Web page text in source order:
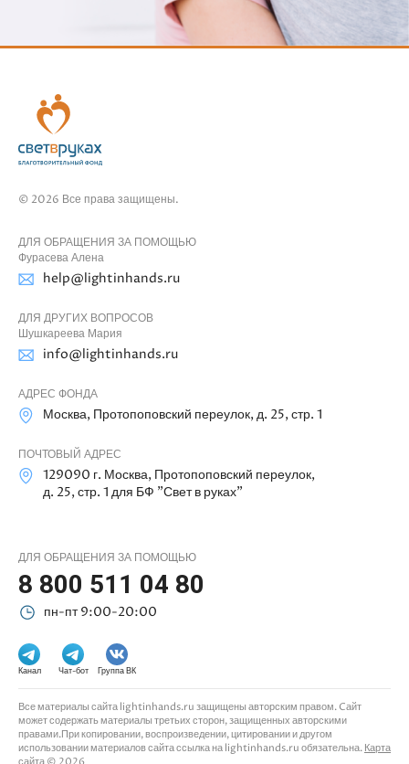
© 2026 Все права защищены.
ДЛЯ ОБРАЩЕНИЯ ЗА ПОМОЩЬЮ
Фурасева Алена
help@lightinhands.ru
ДЛЯ ДРУГИХ ВОПРОСОВ
Шушкареева Мария
info@lightinhands.ru
АДРЕС ФОНДА
Москва, Протопоповский переулок, д. 25, стр. 1
ПОЧТОВЫЙ АДРЕС
129090 г. Москва, Протопоповский переулок,
д. 25, стр. 1 для БФ "Свет в руках"
ДЛЯ ОБРАЩЕНИЯ ЗА ПОМОЩЬЮ
8 800 511 04 80
пн-пт 9:00-20:00
Канал Чат-бот Группа ВК
Все материалы сайта lightinhands.ru защищены авторским правом. Cайт
может содержать материалы третьих сторон, защищенных авторскими
правами.При копировании, воспроизведении, цитировании и другом
использовании материалов сайта ссылка на lightinhands.ru обязательна. Карта